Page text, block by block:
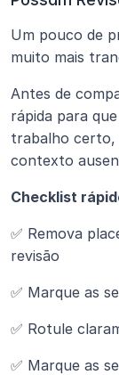
Um pouco de
muito mais
Antes de
rápida para
trabalho certo,
contexto
Checklist
✅ Remova
revisão
✅ Marque as
✅ Rotule
✅ Marque as